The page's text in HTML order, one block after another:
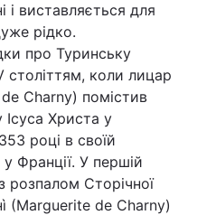
і виставляється для
рідко.
про Туринську
коли лицар
Charny) помістив
Христа у
році в своїй
у Франції. У першій
розпалом Сторічної
(Marguerite de Charny)